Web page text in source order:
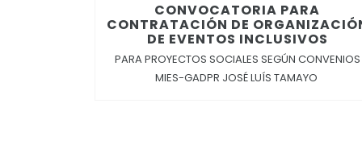
CONVOCATORIA PARA
CONTRATACIÓN DE
DE EVENTOS INCLUSIVOS
PARA PROYECTOS SOCIALES SEGÚN CONVENIOS
MIES-GADPR JOSÉ LUÍS TAMAYO